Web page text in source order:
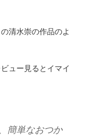
清水崇の作品のよ
ュー見るとイマイ
簡単なおつか